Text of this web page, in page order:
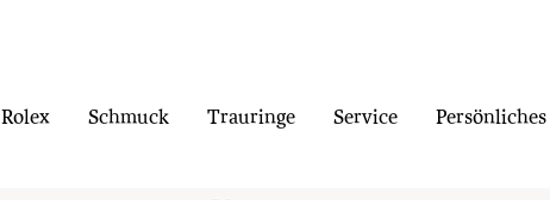
Rolex Schmuck Trauringe Service Persönliches